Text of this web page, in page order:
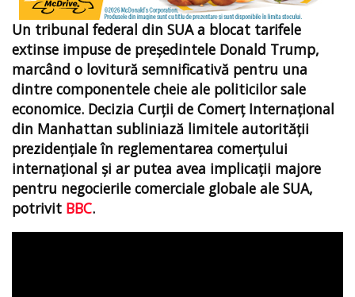
Un tribunal federal din SUA a blocat tarifele
extinse impuse de președintele Donald Trump,
marcând o lovitură semnificativă pentru una
dintre componentele cheie ale politicilor sale
economice. Decizia Curții de Comerț Internațional
din Manhattan subliniază limitele autorității
prezidențiale în reglementarea comerțului
internațional și ar putea avea implicații majore
pentru negocierile comerciale globale ale SUA,
potrivit BBC.